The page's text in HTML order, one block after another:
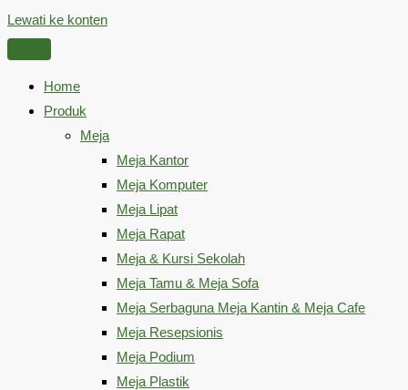
Lewati ke konten
Home
Produk
Meja
Meja Kantor
Meja Komputer
Meja Lipat
Meja Rapat
Meja & Kursi Sekolah
Meja Tamu & Meja Sofa
Meja Serbaguna Meja Kantin & Meja Cafe
Meja Resepsionis
Meja Podium
Meja Plastik